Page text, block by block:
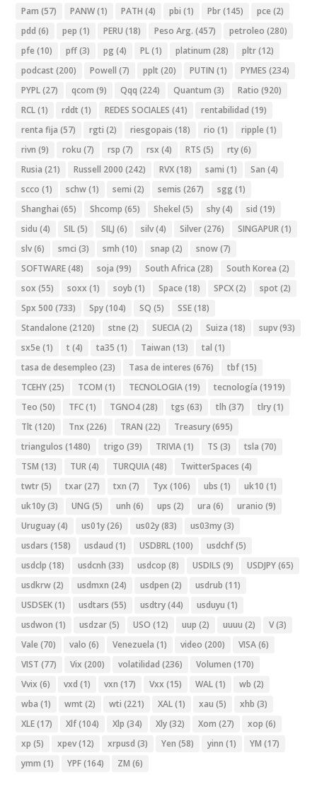
Pam (57) PANW(1) PATH (4) pbi (1) Pbr(145) pce (2)
pdd (6) pep (1) PERU (18) Peso Arg. (457) petroleo (280)
pfe (10) pff(3) pg (4) PL(1) platinum (28) pltr(12)
podcast (200) Powell (7) pplt (20) PUTIN (1) PYMES (234)
PYPL(27) qcom (9) Qqq (224) Quantum (3) Ratio (920)
RCL(1) rddt (1) REDES SOCIALES (41) rentabilidad (19)
renta fija (57) rgti (2) riesgopais (18) rio (1) ripple (1)
rivn (9) roku (7) rsp (7) rsx (4) RTS (5) rty(6)
Rusia (21) Russell 2000 (242) RVX(18) sami (1) San (4)
scco (1) schw(1) semi (2) semis (267) sgg (1)
Shanghai (65) Shcomp (65) Shekel (5) shy(4) sid (19)
sidu (4) SIL(5) SILJ (6) silv(4) Silver(276) SINGAPUR(1)
slv(6) smci (3) smh (10) snap (2) snow(7)
SOFTWARE(48) soja (99) South Africa (28) South Korea (2)
sox (55) soxx (1) soyb (1) Space (18) SPCX(2) spot (2)
Spx 500 (733) Spy(104) SQ (5) SSE(18)
Standalone (2120) stne (2) SUECIA(2) Suiza (18) supv(93)
sx5e (1) t (4) ta35 (1) Taiwan (13) tal (1)
tasa de desempleo (23) Tasa de interes (676) tbf(15)
TCEHY(25) TCOM (1) TECNOLOGIA(19) tecnología (1919)
Teo (50) TFC(1) TGNO4(28) tgs (63) tlh (37) tlry(1)
Tlt (120) Tnx (226) TRAN (22) Treasury(695)
triangulos (1480) trigo (39) TRIVIA(1) TS (3) tsla (70)
TSM (13) TUR(4) TURQUIA(48) TwitterSpaces (4)
twtr(5) txar(27) txn (7) Tyx (106) ubs (1) uk10 (1)
uk10y(3) UNG (5) unh (6) ups (2) ura (6) uranio (9)
Uruguay(4) us01y(26) us02y(83) us03my(3)
usdars (158) usdaud (1) USDBRL(100) usdchf(5)
usdclp (18) usdcnh (33) usdcop (8) USDILS (9) USDJPY(65)
usdkrw(2) usdmxn (24) usdpen (2) usdrub (11)
USDSEK(1) usdtars (55) usdtry(44) usduyu (1)
usdwon (1) usdzar(5) USO (12) uup (2) uuuu (2) V(3)
Vale (70) valo (6) Venezuela (1) video (200) VISA(6)
VIST (77) Vix (200) volatilidad (236) Volumen (170)
Vvix (6) vxd (1) vxn (17) Vxx (15) WAL(1) wb (2)
wba (1) wmt (2) wti (221) XAL(1) xau (5) xhb (3)
XLE(17) Xlf(104) Xlp (34) Xly(32) Xom (27) xop (6)
xp (5) xpev(12) xrpusd (3) Yen (58) yinn (1) YM (17)
ymm (1) YPF(164) ZM (6)